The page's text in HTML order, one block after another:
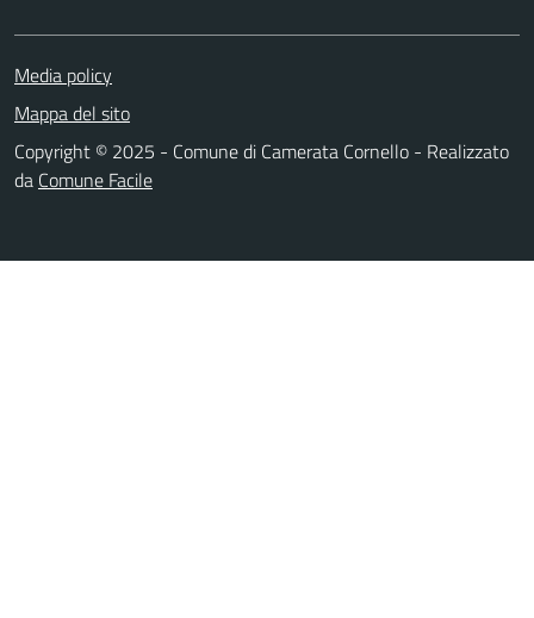
Media policy
Mappa del sito
Copyright © 2025 - Comune di Camerata Cornello - Realizzato
da Comune Facile